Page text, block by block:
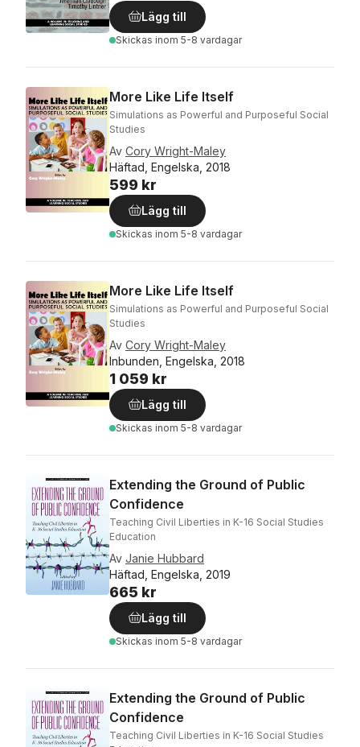
Lägg till
Skickas inom 5-8 vardagar
More Like Life Itself
Simulations as Powerful and Purposeful Social
Studies
Av Cory Wright-Maley
Häftad, Engelska, 2018
599 kr
Lägg till
Skickas inom 5-8 vardagar
More Like Life Itself
Simulations as Powerful and Purposeful Social
Studies
Av Cory Wright-Maley
Inbunden, Engelska, 2018
1 059 kr
Lägg till
Skickas inom 5-8 vardagar
Extending the Ground of Public
Confidence
Teaching Civil Liberties in K-16 Social Studies
Education
Av Janie Hubbard
Häftad, Engelska, 2019
665 kr
Lägg till
Skickas inom 5-8 vardagar
Extending the Ground of Public
Confidence
Teaching Civil Liberties in K-16 Social Studies